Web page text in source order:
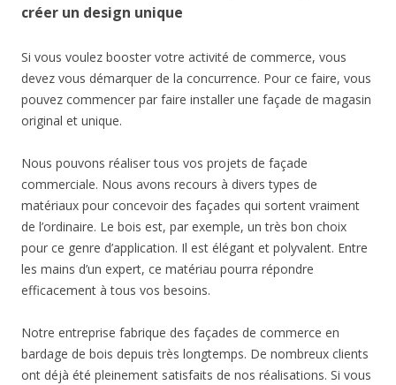
créer un design unique
Si vous voulez booster votre activité de commerce, vous
devez vous démarquer de la concurrence. Pour ce faire, vous
pouvez commencer par faire installer une façade de magasin
original et unique.
Nous pouvons réaliser tous vos projets de façade
commerciale. Nous avons recours à divers types de
matériaux pour concevoir des façades qui sortent vraiment
de l’ordinaire. Le bois est, par exemple, un très bon choix
pour ce genre d’application. Il est élégant et polyvalent. Entre
les mains d’un expert, ce matériau pourra répondre
efficacement à tous vos besoins.
Notre entreprise fabrique des façades de commerce en
bardage de bois depuis très longtemps. De nombreux clients
ont déjà été pleinement satisfaits de nos réalisations. Si vous